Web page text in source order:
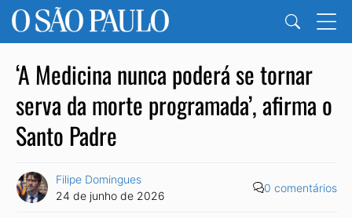
‘A Medicina nunca poderá se tornar
serva da morte programada’, afirma o
Santo Padre
Filipe Domingues
24 de junho de 2026
0 comentários